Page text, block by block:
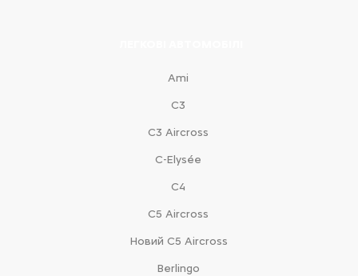
Ami
С3
С3 Aircross
C-Elysée
С4
С5 Aircross
Новий С5 Aircross
Berlingo